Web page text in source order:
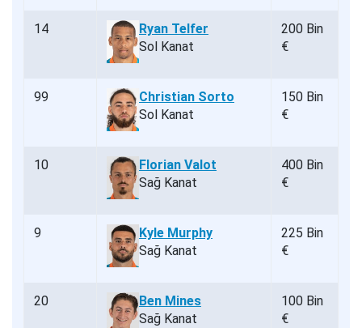
14
Ryan Telfer
Sol Kanat
200 Bin
€
99
Christian Sorto
Sol Kanat
150 Bin
€
10
Florian Valot
Sağ Kanat
400 Bin
€
9
Kyle Murphy
Sağ Kanat
225 Bin
€
20
Ben Mines
Sağ Kanat
100 Bin
€